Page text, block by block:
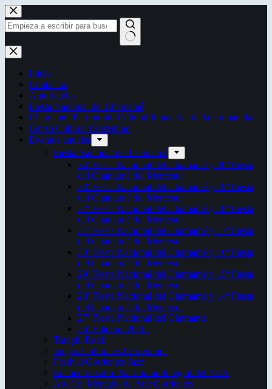
Saltar
al
contenido
Sin
resultados
Inicio
Contactos
Autoridades
Fiesta Nacional del Chamamé
Chamamé: Patrimonio Cultural Inmaterial de la Humanidad
Censo Cultural Correntino
Eventos anuales
Fiesta Nacional del Chamamé
34ª Fiesta Nacional del Chamamé y 20ª Fiesta
del Chamamé del Mercosur
33ª Fiesta Nacional del Chamamé y 19ª Fiesta
del Chamamé del Mercosur
32ª Fiesta Nacional del Chamamé y 18ª Fiesta
del Chamamé del Mercosur
31ª Fiesta Nacional del Chamamé y 17ª Fiesta
del Chamamé del Mercosur
30ª Fiesta Nacional del Chamamé y 16ª Fiesta
del Chamamé del Mercosur
29ª Fiesta Nacional del Chamamé y 15ª Fiesta
del Chamamé del Mercosur
28ª Fiesta Nacional del Chamamé y 14ª Fiesta
del Chamamé del Mercosur
27ª Fiesta Nacional del Chamamé
26ª Edición. 2016.
Taragüi Rock
Juegos Culturales Correntinos
Festival Corrientes Jazz
Encuentro sobre Patrimonio Integral del NEA
ArteCo. Mercado de Arte Corrientes